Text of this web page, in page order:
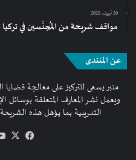
20 أبريل، 2025
مواقف شريحة من المُجنّسين في تركيا
عن المنتدى
منبر يسعى للتركيز على معالجة
ويعمل نشر المعارف المتعلقة بوسائل
التدريبية بما يؤهل هذه
فيسبوك